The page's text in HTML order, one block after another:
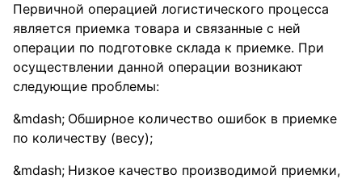
Первичной операцией логистического процесса
является приемка товара и связанные с ней
операции по подготовке склада к приемке. При
осуществлении данной операции возникают
следующие проблемы:
Обширное количество ошибок в приемке
по количеству (весу);
Низкое качество производимой приемки,